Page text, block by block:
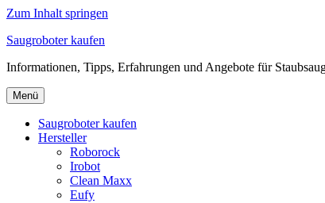
Zum Inhalt springen
Saugroboter kaufen
Informationen, Tipps, Erfahrungen und Angebote für
Menü
Saugroboter kaufen
Hersteller
Roborock
Irobot
Clean Maxx
Eufy